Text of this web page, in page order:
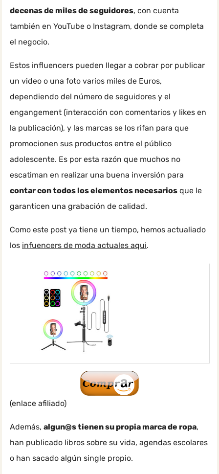
decenas de miles de seguidores, con cuenta
también en YouTube o Instagram, donde se completa
el negocio.
Estos influencers pueden llegar a cobrar por publicar
un video o una foto varios miles de Euros,
dependiendo del número de seguidores y el
engangement (interacción con comentarios y likes en
la publicación), y las marcas se los rifan para que
promocionen sus productos entre el público
adolescente. Es por esta razón que muchos no
escatiman en realizar una buena inversión para
contar con todos los elementos necesarios que le
garanticen una grabación de calidad.
Como este post ya tiene un tiempo, hemos actualiado
los infuencers de moda actuales aqui.
(enlace afiliado)
Además, algun@s tienen su propia marca de ropa,
han publicado libros sobre su vida, agendas escolares
o han sacado algún single propio.